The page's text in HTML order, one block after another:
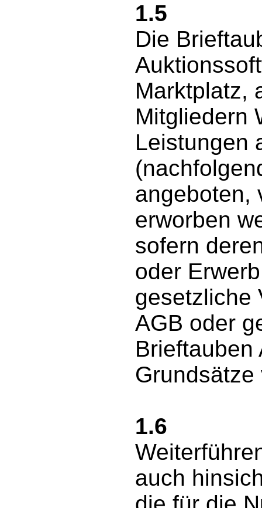
1.5
Die
Marktplatz,
Mitgliedern
Leistungen
angeboten,
erworben
sofern
oder
gesetzliche
AGB oder
Brieftauben
1.6
auch